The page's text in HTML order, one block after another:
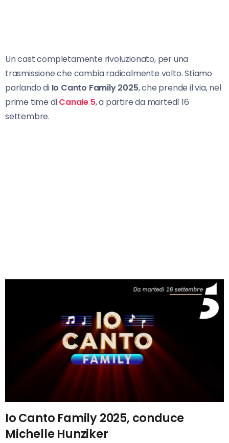
Un cast completamente rivoluzionato, per una
trasmissione che cambia radicalmente volto. Stiamo
parlando di Io Canto Family 2025, che prende il via, nel
prime time diCanale 5, a partire da martedì 16
settembre.
Io Canto Family 2025, conduce
Michelle Hunziker